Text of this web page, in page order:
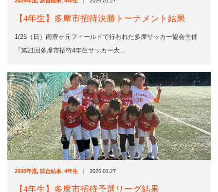
【4年生】多摩市招待決勝トーナメント結果
1/25（日）南豊ヶ丘フィールドで行われた多摩サッカー協会主催
『第21回多摩市招待4年生サッカー大…
2025年度, 試合結果, 4年生 | 2026.01.27
【4年生】多摩市招待予選リーグ結果